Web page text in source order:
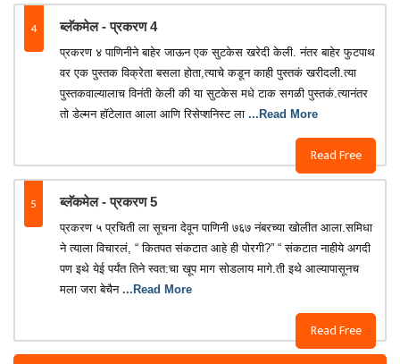
4 ब्लॅकमेल - प्रकरण 4
Read Free
प्रकरण ४ पाणिनीने बाहेर जाऊन एक सुटकेस खरेदी केली. नंतर बाहेर फुटपाथ
वर एक पुस्तक विक्रेता बसला होता,त्याचे कडून काही पुस्तकं खरीदली.त्या
पुस्तकवाल्यालाच विनंती केली की या सुटकेस मधे टाक सगळी पुस्तकं.त्यानंतर
तो डेल्मन हॉटेलात आला आणि रिसेप्शनिस्ट ला ...Read More
5 ब्लॅकमेल - प्रकरण 5
Read Free
प्रकरण ५ प्रचिती ला सूचना देवून पाणिनी ७६७ नंबरच्या खोलीत आला.समिधा
ने त्याला विचारलं, “ कितपत संकटात आहे ही पोरगी?” “ संकटात नाहीये अगदी
पण इथे येई पर्यंत तिने स्वत:चा खूप माग सोडलाय मागे.ती इथे आल्यापासूनच
मला जरा बेचैन ...Read More